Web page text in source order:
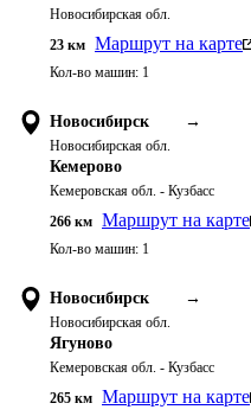
Новосибирская обл.
23 км Маршрут на карте
Кол-во машин: 1
Новосибирск →
Новосибирская обл.
Кемерово
Кемеровская обл. - Кузбасс
266 км Маршрут на карте
Кол-во машин: 1
Новосибирск →
Новосибирская обл.
Ягуново
Кемеровская обл. - Кузбасс
265 км Маршрут на карте